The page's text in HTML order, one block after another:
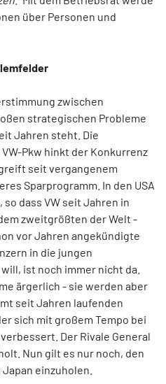
über Personen und
zwischen
strategischen Probleme
Jahren steht. Die
Pkw hinkt der Konkurrenz
seit vergangenem
Sparprogramm. In den USA
dass VW seit Jahren in
zweitgrößten der Welt -
vor Jahren angekündigte
in die jungen
ist noch immer nicht da.
ärgerlich - sie werden aber
seit Jahren laufenden
sich mit großem Tempo bei
Der Rivale General
Nun gilt es nur noch, den
einzuholen.